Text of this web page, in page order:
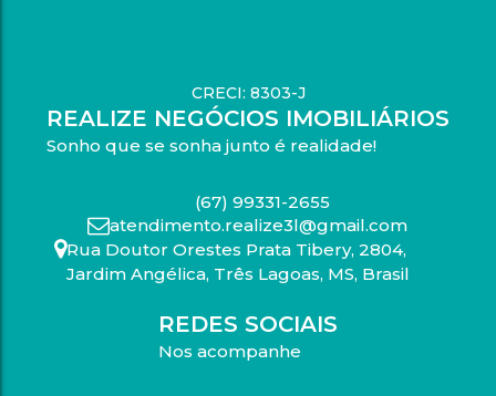
CRECI: 8303-J
REALIZE NEGÓCIOS IMOBILIÁRIOS
Sonho que se sonha junto é realidade!
(67) 99331-2655
atendimento.realize3l@gmail.com
Rua Doutor Orestes Prata Tibery, 2804,
Jardim Angélica, Três Lagoas, MS, Brasil
REDES SOCIAIS
Nos acompanhe